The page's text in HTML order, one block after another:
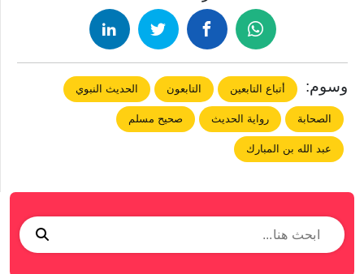
وسوم: أتباع التابعين التابعون الحديث النبوي
الصحابة رواية الحديث صحيح مسلم
عبد الله بن المبارك